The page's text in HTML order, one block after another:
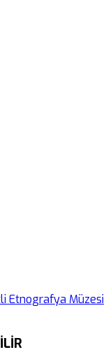
Etnografya Müzesi